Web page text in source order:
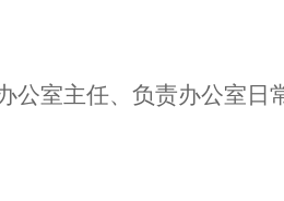
室主任、负责办公室日